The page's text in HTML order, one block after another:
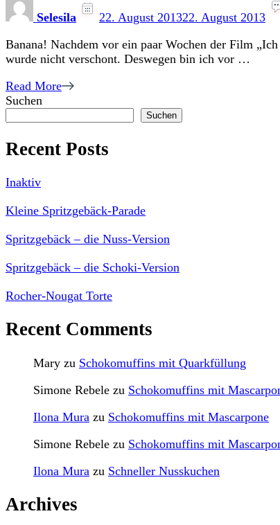
Selesila 22. August 201322. August 2013
Banana! Nachdem vor ein paar Wochen der Film
wurde nicht verschont. Deswegen bin ich vor …
Read More
Suchen
Suchen
Recent Posts
Inaktiv
Kleine Spritzgebäck-Parade
Spritzgebäck – die Nuss-Version
Spritzgebäck – die Schoki-Version
Rocher-Nougat Torte
Recent Comments
Mary zu Schokomuffins mit Quarkfüllung
Simone Rebele zu Schokomuffins mit
Ilona Mura zu Schokomuffins mit Mascarpone
Simone Rebele zu Schokomuffins mit
Ilona Mura zu Schneller Nusskuchen
Archives